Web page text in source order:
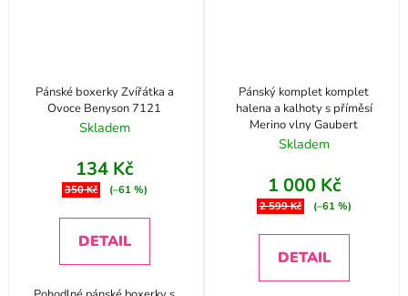
Pánské boxerky Zvířátka a
Ovoce Benyson 7121
Skladem
134 Kč
350 Kč (–61 %)
DETAIL
Pánský komplet komplet
halena a kalhoty s příměsí
Merino vlny Gaubert
Skladem
1 000 Kč
2 599 Kč (–61 %)
DETAIL